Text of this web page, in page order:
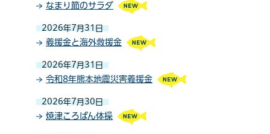
なまり節のサラダ
2026年7月31日
義援金と海外救援金
2026年7月31日
令和8年熊本地震災害義援金
2026年7月30日
焼津ころばん体操